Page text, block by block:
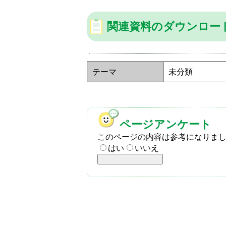
関連資料のダウンロー
テーマ 未分類
ページアンケート
このページの内容は参考になりま
はい
いいえ